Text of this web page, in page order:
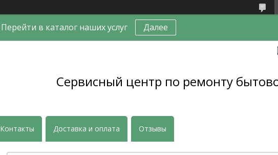
Перейти в каталог наших услуг Далее
Сервисный центр по ремонту
Контакты Доставка и оплата Отзывы